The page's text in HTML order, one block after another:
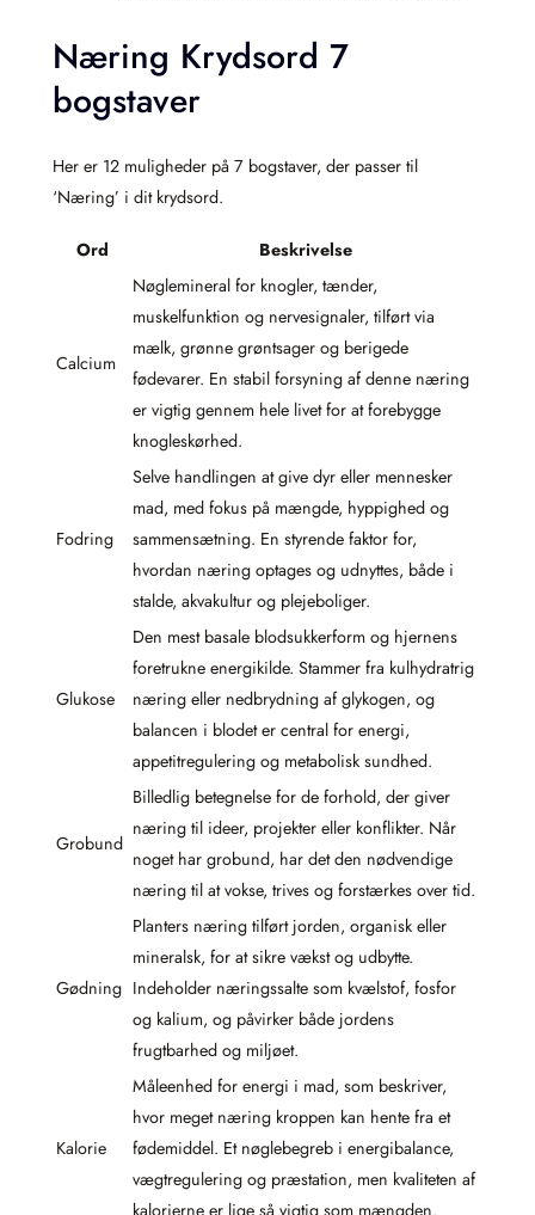
Næring Krydsord 7
bogstaver
Her er 12 muligheder på 7 bogstaver, der passer til
‘Næring’ i dit krydsord.
Ord Beskrivelse
Calcium
Nøglemineral for knogler, tænder,
muskelfunktion og nervesignaler, tilført via
mælk, grønne grøntsager og berigede
fødevarer. En stabil forsyning af denne næring
er vigtig gennem hele livet for at forebygge
knogleskørhed.
Fodring
Selve handlingen at give dyr eller mennesker
mad, med fokus på mængde, hyppighed og
sammensætning. En styrende faktor for,
hvordan næring optages og udnyttes, både i
stalde, akvakultur og plejeboliger.
Glukose
Den mest basale blodsukkerform og hjernens
foretrukne energikilde. Stammer fra kulhydratrig
næring eller nedbrydning af glykogen, og
balancen i blodet er central for energi,
appetitregulering og metabolisk sundhed.
Grobund
Billedlig betegnelse for de forhold, der giver
næring til ideer, projekter eller konflikter. Når
noget har grobund, har det den nødvendige
næring til at vokse, trives og forstærkes over tid.
Gødning
Planters næring tilført jorden, organisk eller
mineralsk, for at sikre vækst og udbytte.
Indeholder næringssalte som kvælstof, fosfor
og kalium, og påvirker både jordens
frugtbarhed og miljøet.
Kalorie
Måleenhed for energi i mad, som beskriver,
hvor meget næring kroppen kan hente fra et
fødemiddel. Et nøglebegreb i energibalance,
vægtregulering og præstation, men kvaliteten af
kalorierne er lige så vigtig som mængden.